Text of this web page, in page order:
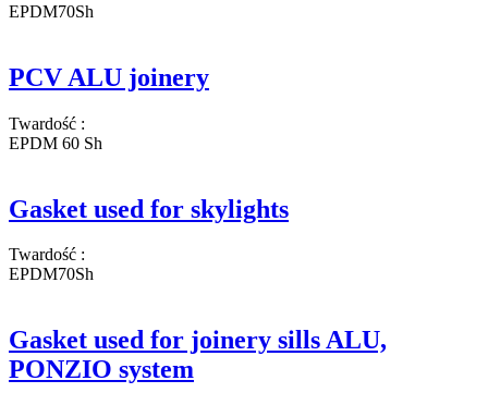
EPDM70Sh
PCV ALU joinery
Twardość :
EPDM 60 Sh
Gasket used for skylights
Twardość :
EPDM70Sh
Gasket used for joinery sills ALU,
PONZIO system